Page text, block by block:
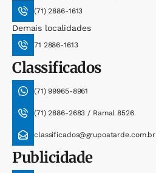
(71) 2886-1613
Demais localidades
71 2886-1613
Classificados
(71) 99965-8961
(71) 2886-2683 / Ramal 8526
classificados@grupoatarde.com.br
Publicidade